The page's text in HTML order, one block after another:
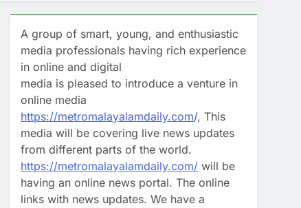
പേയ്‌മെന്റ്സ് കൗൺസിൽ ഓഫ്
പുനർ ചിന്തനം നടത്തണം’;
A group of smart, young, and enthusiastic
media professionals having rich experience
in online and digital
media is pleased to introduce a venture in
online media
https://metromalayalamdaily.com/, This
media will be covering live news updates
from different parts of the world.
https://metromalayalamdaily.com/ will be
having an online news portal. The online
links with news updates. We have a